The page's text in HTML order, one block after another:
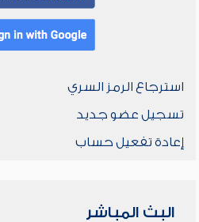
استرجاع الرمز السري
تسجيل عضو جديد
إعادة تفعيل حساب
البث المباشر